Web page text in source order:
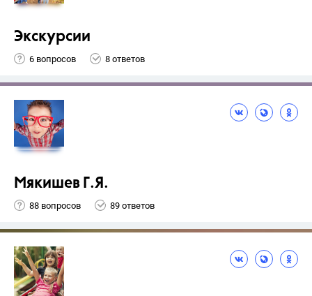
Экскурсии
6 вопросов 8 ответов
Мякишев Г.Я.
88 вопросов 89 ответов